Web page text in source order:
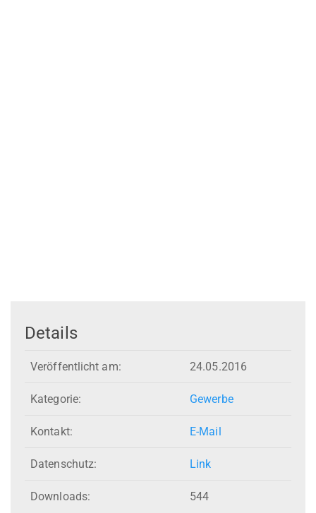
Details
Veröffentlicht am: 24.05.2016
Kategorie: Gewerbe
Kontakt: E-Mail
Datenschutz: Link
Downloads: 544